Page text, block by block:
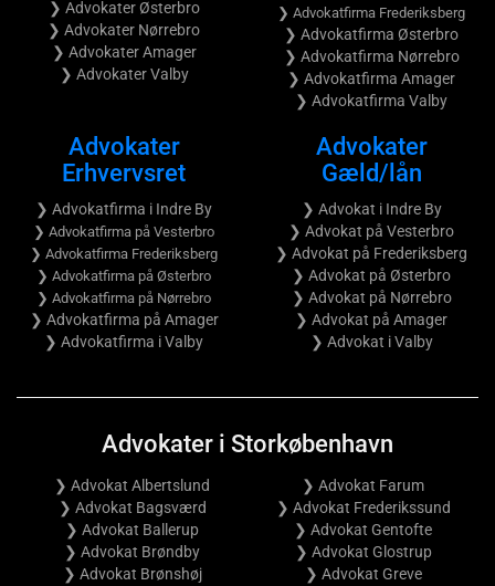
❯ Advokater Østerbro
❯ Advokater Nørrebro
❯ Advokater Amager
❯ Advokater Valby
❯ Advokatfirma Frederiksberg
❯ Advokatfirma Østerbro
❯ Advokatfirma Nørrebro
❯ Advokatfirma Amager
❯ Advokatfirma Valby
Advokater
Erhvervsret
❯ Advokatfirma i Indre By
❯ Advokatfirma på Vesterbro
❯ Advokatfirma Frederiksberg
❯ Advokatfirma på Østerbro
❯ Advokatfirma på Nørrebro
❯ Advokatfirma på Amager
❯ Advokatfirma i Valby
Advokater
Gæld/lån
❯ Advokat i Indre By
❯ Advokat på Vesterbro
❯ Advokat på Frederiksberg
❯ Advokat på Østerbro
❯ Advokat på Nørrebro
❯ Advokat på Amager
❯ Advokat i Valby
Advokater i Storkøbenhavn
❯ Advokat Albertslund
❯ Advokat Bagsværd
❯ Advokat Ballerup
❯ Advokat Brøndby
❯ Advokat Brønshøj
❯ Advokat Farum
❯ Advokat Frederikssund
❯ Advokat Gentofte
❯ Advokat Glostrup
❯ Advokat Greve